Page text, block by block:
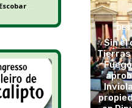
-
Sin el
Tierras